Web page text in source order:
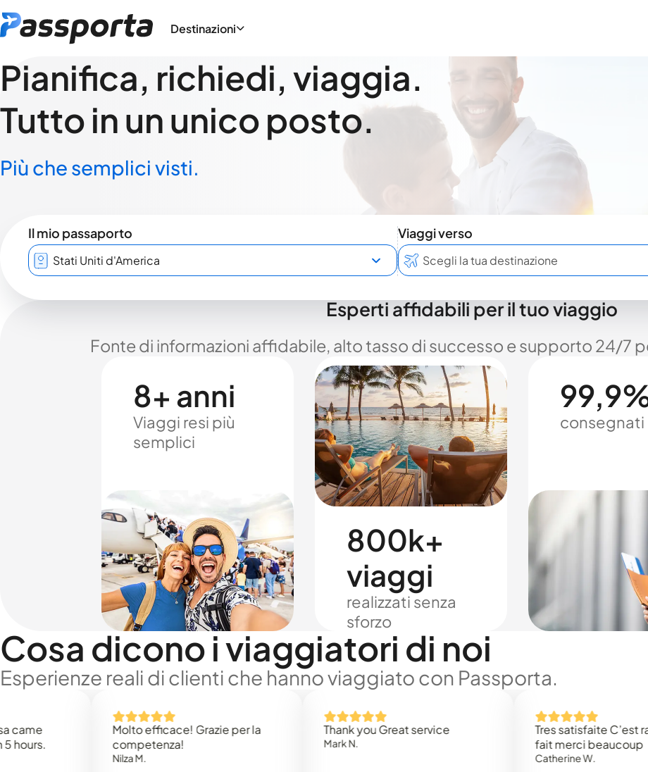
Destinazioni
Pianifica, richiedi, viaggia.
Tutto in un unico posto.
Più che semplici visti.
Il mio passaporto
Viaggi verso
Esperti affidabili per il tuo viaggio
Fonte di informazioni affidabile, alto tasso di successo e supporto 24/7
8+ anni
Viaggi resi più
semplici
800k+
viaggi
realizzati senza
sforzo
Cosa dicono i viaggiatori di noi
Esperienze reali di clienti che hanno viaggiato con Passporta.
Molto efficace! Grazie per la
competenza!
Thank you Great service
Tres satisfaite C’est
fait merci beaucoup
Catherine W.